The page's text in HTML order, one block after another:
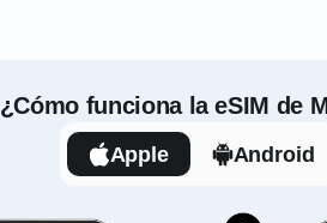
¿Cómo funciona la eSIM de
Apple Android